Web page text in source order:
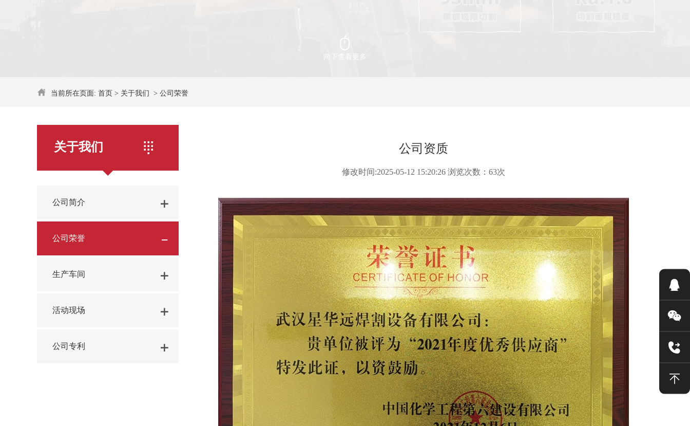
向下查看更多
当前所在页面: 首页 > 关于我们 > 公司荣誉
关于我们
公司简介
公司荣誉
生产车间
活动现场
公司专利
公司资质
修改时间:2025-05-12 15:20:26 浏览次数：63次